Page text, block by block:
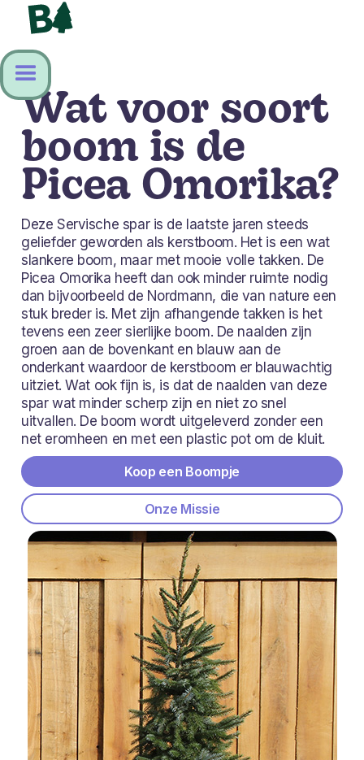
Wat voor soort
boom is de
Picea Omorika?
Deze Servische spar is de laatste jaren steeds
geliefder geworden als kerstboom. Het is een wat
slankere boom, maar met mooie volle takken. De
Picea Omorika heeft dan ook minder ruimte nodig
dan bijvoorbeeld de Nordmann, die van nature een
stuk breder is. Met zijn afhangende takken is het
tevens een zeer sierlijke boom. De naalden zijn
groen aan de bovenkant en blauw aan de
onderkant waardoor de kerstboom er blauwachtig
uitziet. Wat ook fijn is, is dat de naalden van deze
spar wat minder scherp zijn en niet zo snel
uitvallen. De boom wordt uitgeleverd zonder een
net eromheen en met een plastic pot om de kluit.
Koop een Boompje
Onze Missie